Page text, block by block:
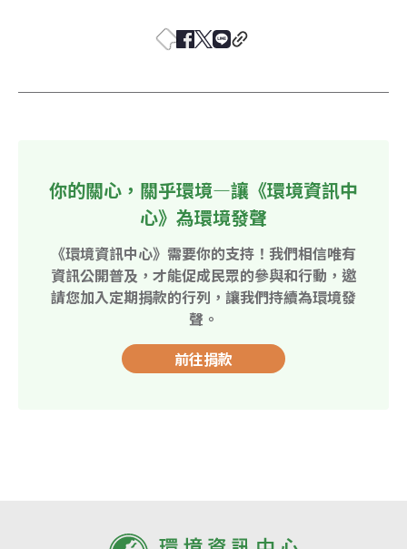
你的關心，關乎環境—讓《環境資訊中
心》為環境發聲
《環境資訊中心》需要你的支持！我們相信唯有
資訊公開普及，才能促成民眾的參與和行動，邀
請您加入定期捐款的行列，讓我們持續為環境發
聲。
前往捐款